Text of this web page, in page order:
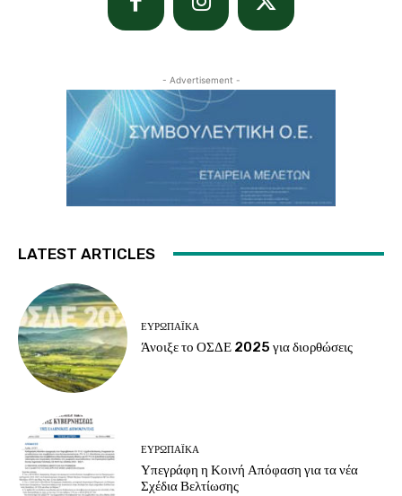
- Advertisement -
LATEST ARTICLES
ΕΥΡΩΠΑΪΚΆ
Άνοιξε το ΟΣΔΕ 2025 για διορθώσεις
ΕΥΡΩΠΑΪΚΆ
Υπεγράφη η Κοινή Απόφαση για τα νέα
Σχέδια Βελτίωσης